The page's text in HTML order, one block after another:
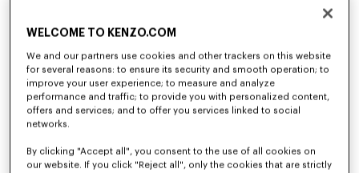
Pantalón corto elástico 'KENZO Sounds' de seda
€390
€290
WELCOME TO KENZO.COM
We and our partners use cookies and other trackers on this website
for several reasons: to ensure its security and smooth operation; to
improve your user experience; to measure and analyze
performance and traffic; to provide you with personalized content,
offers and services; and to offer you services linked to social
networks.
By clicking "Accept all", you consent to the use of all cookies on
our website. If you click "Reject all", only the cookies that are strictly